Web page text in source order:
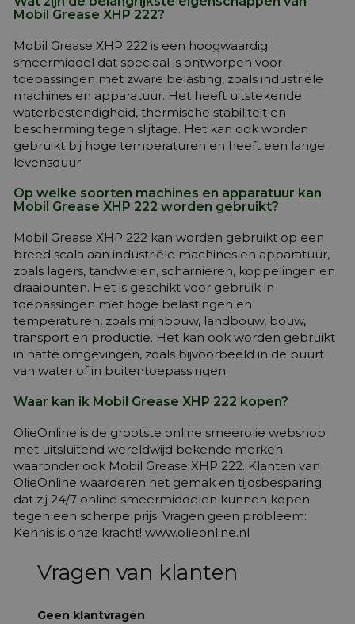
Mobil Grease XHP 222?
Mobil Grease XHP 222 is een hoogwaardig
smeermiddel dat speciaal is ontworpen voor
toepassingen met zware belasting, zoals industriële
machines en apparatuur. Het heeft uitstekende
waterbestendigheid, thermische stabiliteit en
bescherming tegen slijtage. Het kan ook worden
gebruikt bij hoge temperaturen en heeft een lange
levensduur.
Op welke soorten machines en apparatuur kan
Mobil Grease XHP 222 worden gebruikt?
Mobil Grease XHP 222 kan worden gebruikt op een
breed scala aan industriële machines en apparatuur,
zoals lagers, tandwielen, scharnieren, koppelingen en
draaipunten. Het is geschikt voor gebruik in
toepassingen met hoge belastingen en
temperaturen, zoals mijnbouw, landbouw, bouw,
transport en productie. Het kan ook worden gebruikt
in natte omgevingen, zoals bijvoorbeeld in de buurt
van water of in buitentoepassingen.
Waar kan ik Mobil Grease XHP 222 kopen?
OlieOnline is de grootste online smeerolie webshop
met uitsluitend wereldwijd bekende merken
waaronder ook Mobil Grease XHP 222. Klanten van
OlieOnline waarderen het gemak en tijdsbesparing
dat zij 24/7 online smeermiddelen kunnen kopen
tegen een scherpe prijs. Vragen geen probleem:
Kennis is onze kracht! www.olieonline.nl
Vragen van klanten
Geen klantvragen